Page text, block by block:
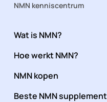
NMN kenniscentrum
Wat is NMN?
Hoe werkt NMN?
NMN kopen
Beste NMN supplement